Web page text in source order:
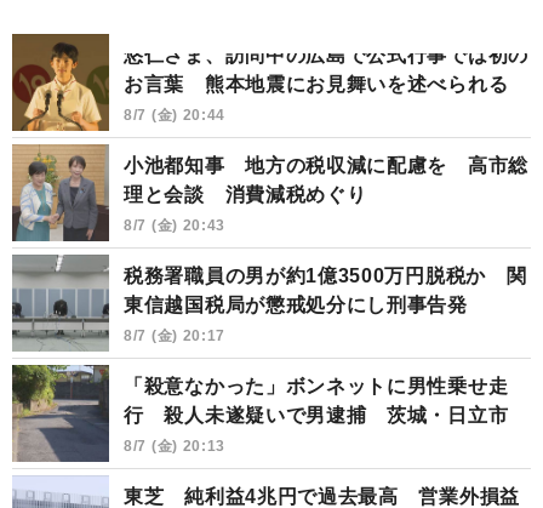
悠仁さま、訪問中の広島で公式行事では初の
お言葉 熊本地震にお見舞いを述べられる
8/7 (金) 20:44
小池都知事 地方の税収減に配慮を 高市総
理と会談 消費減税めぐり
8/7 (金) 20:43
税務署職員の男が約1億3500万円脱税か 関
東信越国税局が懲戒処分にし刑事告発
8/7 (金) 20:17
「殺意なかった」ボンネットに男性乗せ走
行 殺人未遂疑いで男逮捕 茨城・日立市
8/7 (金) 20:13
東芝 純利益4兆円で過去最高 営業外損益